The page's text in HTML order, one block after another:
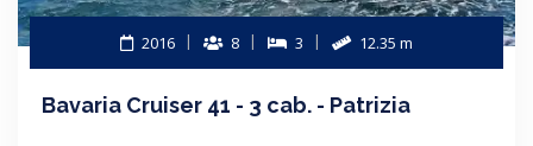
2016 8 3 12.35 m
Bavaria Cruiser 41 - 3 cab. - Patrizia